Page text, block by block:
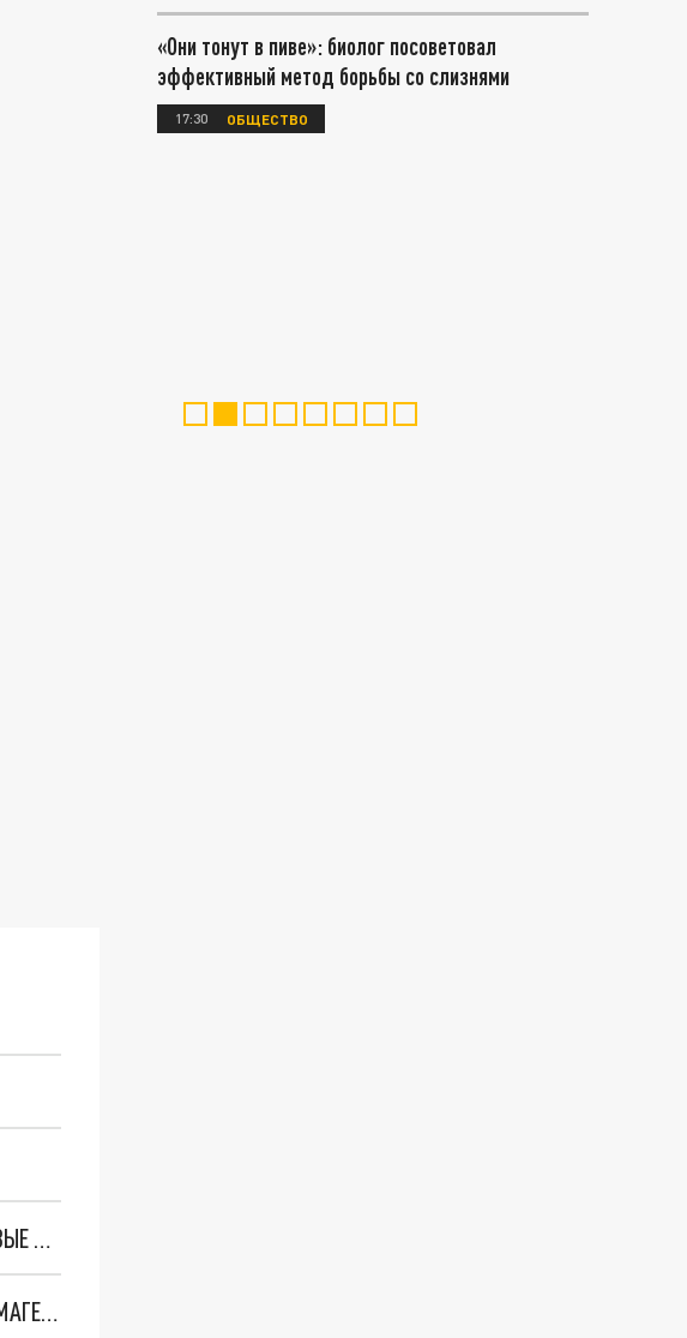
"ОЧЕНЬ ПЛОХИЕ НОВОСТИ": БОЛЬШАЯ ОШИБКА PALANTIR В РОССИИ. СТРАНЫ НАТО ВПЕРВЫЕ ЗА СВО ОСТАНОВИЛИ ПОСТАВКИ ОРУЖИЯ. ВСУ ТЕРЯЮТ ПРИГРАНИЧЬЕ?
ТРИ ГЛАВНЫХ ИНСАЙДА ОБ СВО. ОТМЕНА МОБИЛИЗАЦИИ И ВОЗВРАЩЕНИЕ "ГЕНЕРАЛА АРМАГЕДДОНА"? ОТЛИЧНЫЕ НОВОСТИ, КОТОРЫЕ ЖДАЛИ ВСЕ
«Они тонут в пиве»: биолог посоветовал
эффективный метод борьбы со слизнями
17:30 ОБЩЕСТВО